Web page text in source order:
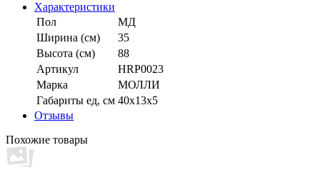
Характеристики
Пол
МД
Ширина (см)
35
Высота (см)
88
Артикул
HRP0023
Марка
МОЛЛИ
Габариты ед, см 40х13х5
Отзывы
Похожие товары